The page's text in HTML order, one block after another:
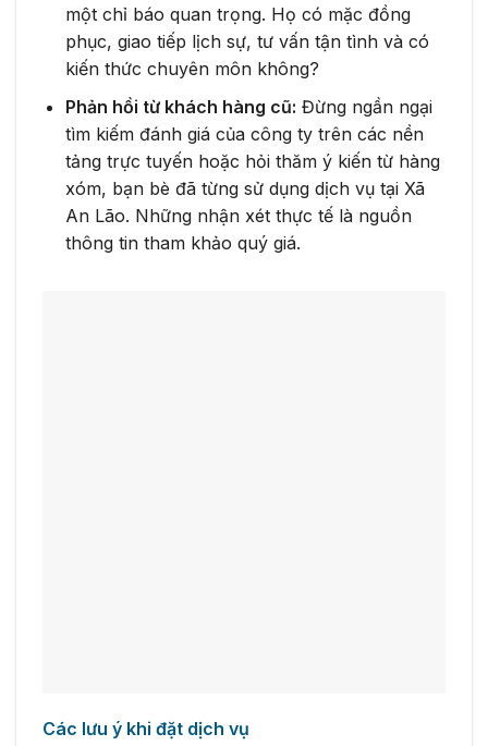
một chỉ báo quan trọng. Họ có mặc đồng
phục, giao tiếp lịch sự, tư vấn tận tình và có
kiến thức chuyên môn không?
Phản hồi từ khách hàng cũ: Đừng ngần ngại
tìm kiếm đánh giá của công ty trên các nền
tảng trực tuyến hoặc hỏi thăm ý kiến từ hàng
xóm, bạn bè đã từng sử dụng dịch vụ tại Xã
An Lão. Những nhận xét thực tế là nguồn
thông tin tham khảo quý giá.
Các lưu ý khi đặt dịch vụ